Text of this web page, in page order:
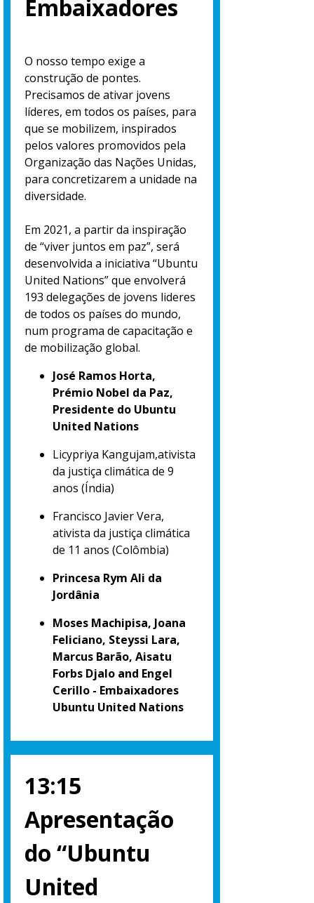
Embaixadores
O nosso tempo exige a
construção de pontes.
Precisamos de ativar jovens
líderes, em todos os países, para
que se mobilizem, inspirados
pelos valores promovidos pela
Organização das Nações Unidas,
para concretizarem a unidade na
diversidade.
Em 2021, a partir da inspiração
de “viver juntos em paz”, será
desenvolvida a iniciativa “Ubuntu
United Nations” que envolverá
193 delegações de jovens lideres
de todos os países do mundo,
num programa de capacitação e
de mobilização global.
José Ramos Horta,
Prémio Nobel da Paz,
Presidente do Ubuntu
United Nations
Licypriya Kangujam,ativista
da justiça climática de 9
anos (Índia)
Francisco Javier Vera,
ativista da justiça climática
de 11 anos (Colômbia)
Princesa Rym Ali da
Jordânia
Moses Machipisa, Joana
Feliciano, Steyssi Lara,
Marcus Barão, Aisatu
Forbs Djalo and Engel
Cerillo - Embaixadores
Ubuntu United Nations
13:15
Apresentação
do “Ubuntu
United